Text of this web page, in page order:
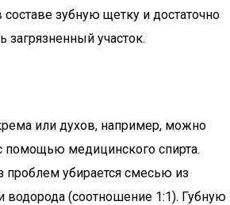
зубную щетку и достаточно
загрязненный участок.
или духов, например, можно
помощью медицинского спирта.
проблем убирается смесью из
водорода (соотношение 1:1). Губную